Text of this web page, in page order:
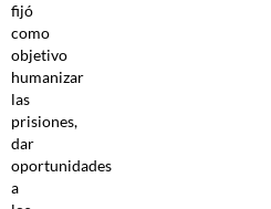
fijó
como
objetivo
humanizar
las
prisiones,
dar
oportunidades
a